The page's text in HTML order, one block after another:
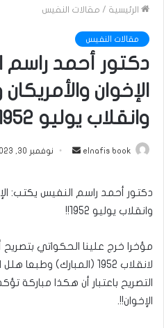
الرئيسية / مقالات النفيس
مقالات النفيس
دكتور أحمد راسم
الإخوان والأمريكان
وانقلاب يوليو 1952!!
elnafis book
أرسل
نوفمبر 30, 2023
دكتور أحمد راسم النفيس يكتب:
وانقلاب يوليو 1952!!
مؤخرا خرج علينا الحكواتي بتصريح
لانقلاب 1952 (المبارك)
التصريح باعتبار أن هكذا مباركة
الإخوان!!.